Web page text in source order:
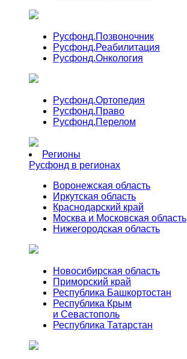
Русфонд.Позвоночник
Русфонд.Реабилитация
Русфонд.Онкология
Русфонд.Ортопедия
Русфонд.Право
Русфонд.Перелом
Регионы
Русфонд в регионах
Воронежская область
Иркутская область
Краснодарский край
Москва и Московская область
Нижегородская область
Новосибирская область
Приморский край
Республика Башкортостан
Республика Крым
и Севастополь
Республика Татарстан